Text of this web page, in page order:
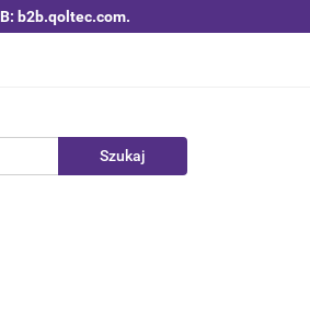
b2b.qoltec.com.
4G 5G